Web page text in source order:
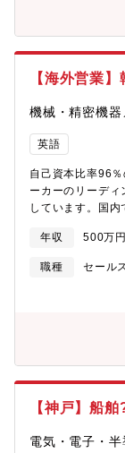
材を選定して仕
テナンスの提供に
す。■同ユニット
度と就業環境良好
外駐在、管理職登
の商社機能【同社
や非鉄金属をは
炭、製品にする
ものを幅広く扱っ
す。今後は海外
の大きい仕事を
ンとしてビジネ
【海外営業
機械・精密機器
英語
自己資本比率96
ーカーのリーデ
しています。国
界にある韓国企
待する役割】『
として米国現地
強みでもある自
方をお待ちして
換する特殊な機器
などあらゆる産
い、当社技術部が
年収 500万
職種
セール
【神戸】船
電気・電子・半